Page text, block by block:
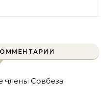
члены Совбеза